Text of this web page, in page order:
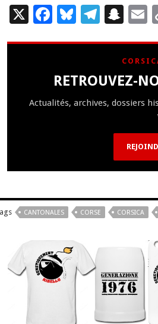
X F
b
o
o
Bl
ky
T
gr
a
m
S
a
p
c
h
at
E
l
RETROUVEZ-
Actualités, archives, dossiers
CANTONALES CORSE CORSICA